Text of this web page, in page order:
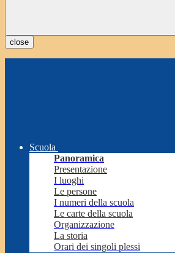
close
Scuola
Panoramica
Presentazione
I luoghi
Le persone
I numeri della scuola
Le carte della scuola
Organizzazione
La storia
Orari dei singoli plessi